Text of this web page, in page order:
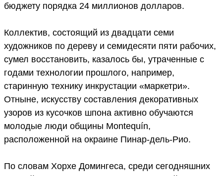
бюджету порядка 24 миллионов долларов.
Коллектив, состоящий из двадцати семи
художников по дереву и семидесяти пяти рабочих,
сумел восстановить, казалось бы, утраченные с
годами технологии прошлого, например,
старинную технику инкрустации «маркетри».
Отныне, искусству составления декоративных
узоров из кусочков шпона активно обучаются
молодые люди общины Montequín,
расположенной на окраине Пинар-дель-Рио.
По словам Хорхе Домингеса, среди сегодняшних